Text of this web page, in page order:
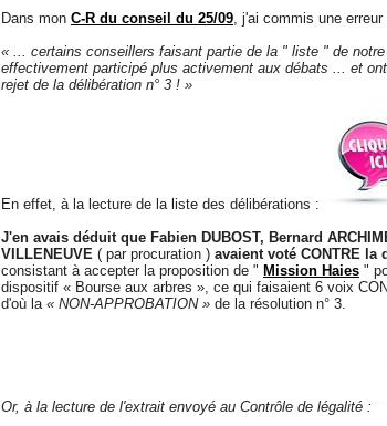
Dans mon C-R du conseil du 25/09, j'ai commis une
« ... certains conseillers faisant partie de la " liste " de
effectivement participé plus activement aux débats ... et
rejet de la délibération n° 3 ! »
En effet, à la lecture de la liste des délibérations :
J'en avais déduit que Fabien DUBOST, Bernard
VILLENEUVE ( par procuration ) avaient voté CONTRE la
consistant à accepter la proposition de " Mission Haies "
dispositif « Bourse aux arbres », ce qui faisaient 6 voix
d'où la « NON-APPROBATION » de la résolution n° 3.
Or, à la lecture de l'extrait envoyé au Contrôle de légalité :